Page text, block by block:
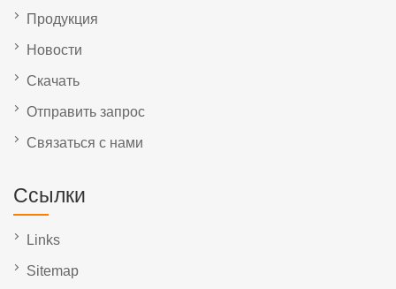
Продукция
Новости
Скачать
Отправить запрос
Связаться с нами
Ссылки
Links
Sitemap